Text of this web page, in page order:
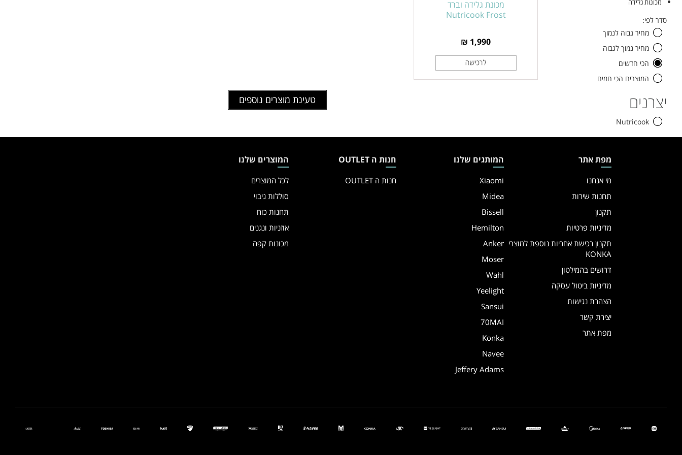
מכונות גלידה
סינון
מוצרים
סדר לפי:
מחיר גבוה לנמוך
מחיר נמוך לגבוה
הכי חדשים
המוצרים הכי חמים
יצרנים
Nutricook
מכונת גלידה וברד
Nutricook Frost
1,990 ₪
טעינת מוצרים נוספים
מפת אתר
מי אנחנו
תחנות שירות
תקנון
מדיניות פרטיות
תקנון רכישת אחריות נוספת למוצרי
KONKA
דרושים בהמילטון
מדיניות ביטול עסקה
הצהרת נגישות
יצירת קשר
מפת אתר
המותגים שלנו
Xiaomi
Midea
Bissell
Hemilton
Anker
Moser
Wahl
Yeelight
Sansui
70MAI
Konka
Navee
Jeffery Adams
חנות ה OUTLET
חנות ה OUTLET
המוצרים שלנו
לכל המוצרים
סוללות גיבוי
תחנות כוח
אוזניות ונגנים
מכונות קפה